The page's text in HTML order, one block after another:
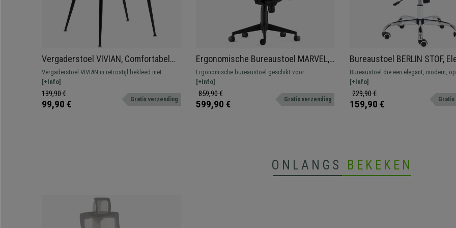
Vergaderstoel VIVIAN, Comfortabel
en Stabiel met Metalen Poten,
Bekleed met Zwart Fluweel
Vergaderstoel VIVIAN in retrostijl bekleed met
hoogwaardige fluwelen stof met stevig frame en
massief houten poten.
[+Info]
139,90 €
99,90 € Gratis verzending
Ergonomische Bureaustoel MARVEL,
Beige Stof, Hoofdsteun en
Lendensteun
Ergonomische bureaustoel geschikt voor
professioneel gebruik met hoofdsteun, lendensteun
en verstelbare armleuningen.
[+Info]
859,90 €
599,90 € Gratis verzending
Bureaustoel BERLIN STOF,
ontwerp, Zeer Comfortabel,
Donkergrijs
Bureaustoel die een elegant, modern,
ontwerp en hoogwaardige
verenigt.
[+Info]
229,90 €
159,90 € Gratis
ONLANGS BEKEKEN